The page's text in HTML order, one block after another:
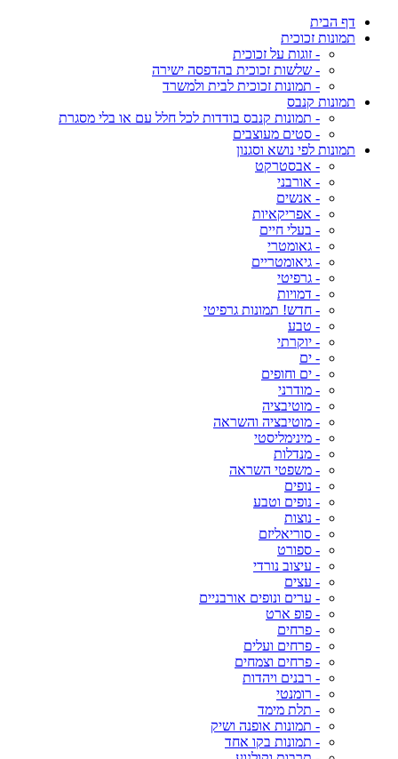
דף הבית
תמונות זכוכית
- זוגות על זכוכית
- שלשות זכוכית בהדפסה ישירה
- תמונות זכוכית לבית ולמשרד
תמונות קנבס
- תמונות קנבס בודדות לכל חלל עם או בלי מסגרת
- סטים מעוצבים
תמונות לפי נושא וסגנון
- אבסטרקט
- אורבני
- אנשים
- אפריקאיות
- בעלי חיים
- גאומטרי
- גיאומטריים
- גרפיטי
- דמויות
- חדש! תמונות גרפיטי
- טבע
- יוקרתי
- ים
- ים וחופים
- מודרני
- מוטיבציה
- מוטיבציה והשראה
- מינימליסטי
- מנדלות
- משפטי השראה
- נופים
- נופים וטבע
- נוצות
- סוריאליזם
- ספורט
- עיצוב נורדי
- עצים
- ערים ונופים אורבניים
- פופ ארט
- פרחים
- פרחים ועלים
- פרחים וצמחים
- רבנים ויהדות
- רומנטי
- תלת מימד
- תמונות אופנה ושיק
- תמונות בקו אחד